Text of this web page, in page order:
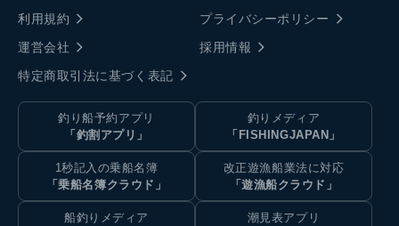
利用規約
プライバシーポリシー
運営会社
採用情報
特定商取引法に基づく表記
釣り船予約アプリ
「釣割アプリ」
釣りメディア
「FISHINGJAPAN」
1秒記入の乗船名簿
「乗船名簿クラウド」
改正遊漁船業法に対応
「遊漁船クラウド」
船釣りメディア
潮見表アプリ